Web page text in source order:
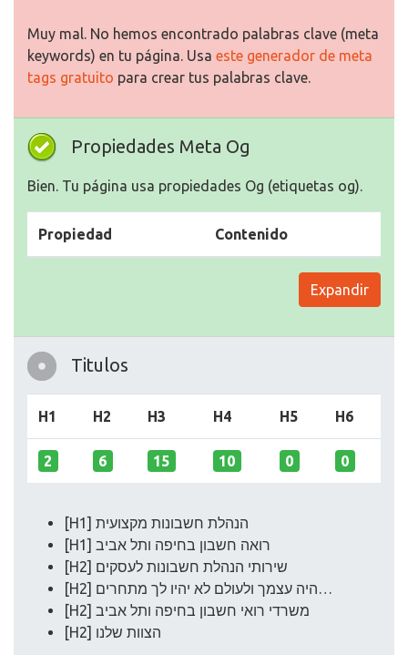
Muy mal. No hemos encontrado palabras clave (meta
keywords) en tu página. Usa este generador de meta
tags gratuito para crear tus palabras clave.
Propiedades Meta Og
Bien. Tu página usa propiedades Og (etiquetas og).
Propiedad Contenido
Expandir
Titulos
H1 H2 H3 H4 H5 H6
2 6 15 10 0 0
[H1] הנהלת חשבונות מקצועית
[H1] רואה חשבון בחיפה ותל אביב
[H2] שירותי הנהלת חשבונות לעסקים
[H2] היה עצמך ולעולם לא יהיו לך מתחרים…
[H2] משרדי רואי חשבון בחיפה ותל אביב
[H2] הצוות שלנו